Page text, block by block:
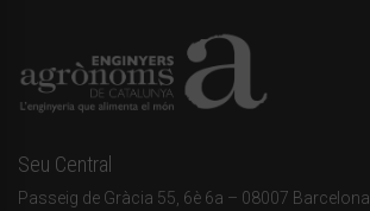
Seu Central
Passeig de Gràcia 55, 6è 6a – 08007 Barcelona